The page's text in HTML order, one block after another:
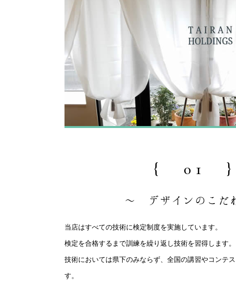
{ 01 }
～ デザインのこだ
当店はすべての技術に検定制度を実施しています。
検定を合格するまで訓練を繰り返し技術を習得します。
技術においては県下のみならず、全国の講習やコンテ
す。